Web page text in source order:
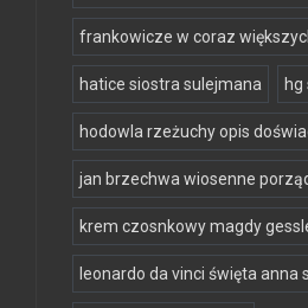
frankowicze w coraz
hatice siostra sulejmana hg
hodowla rzeżuchy opis
jan brzechwa wiosenne
krem czosnkowy magdy
leonardo da vinci święta anna